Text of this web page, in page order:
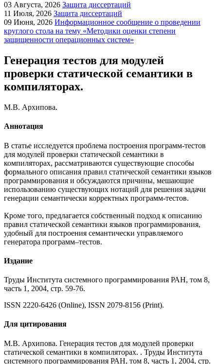
03 Августа, 2026 Защита диссертаций
11 Июля, 2026 Защита диссертаций
09 Июня, 2026 Информационное сообщение о проведении
круглого стола на тему «Методики оценки степени
защищенности операционных систем»
Генерация тестов для модулей
проверки статической семантики в
компиляторах.
М.В. Архипова.
Аннотация
В статье исследуется проблема построения программ-тестов
для модулей проверки статической семантики в
компиляторах, рассматриваются существующие способы
формального описания правил статической семантики языков
программирования и обсуждаются причины, мешающие
использованию существующих нотаций для решения задачи
генерации семантически корректных программ-тестов.
Кроме того, предлагается собственный подход к описанию
правил статической семантики языков программирования,
удобный для построения семантически управляемого
генератора программ–тестов.
Издание
Труды Института системного программирования РАН, том 8,
часть 1, 2004, стр. 59-76.
ISSN 2220-6426 (Online), ISSN 2079-8156 (Print).
Для цитирования
М.В. Архипова. Генерация тестов для модулей проверки
статической семантики в компиляторах. . Труды Института
системного программирования РАН, том 8, часть 1, 2004, стр.